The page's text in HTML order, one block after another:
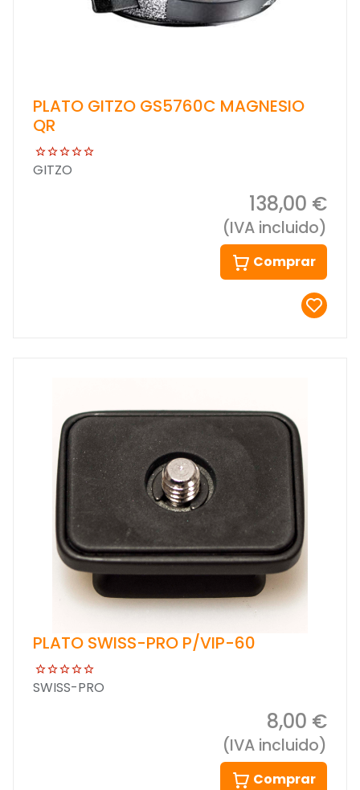
PLATO GITZO GS5760C MAGNESIO
QR
GITZO
138,00 €
(IVA incluido)
Comprar
PLATO SWISS-PRO P/VIP-60
SWISS-PRO
8,00 €
(IVA incluido)
Comprar